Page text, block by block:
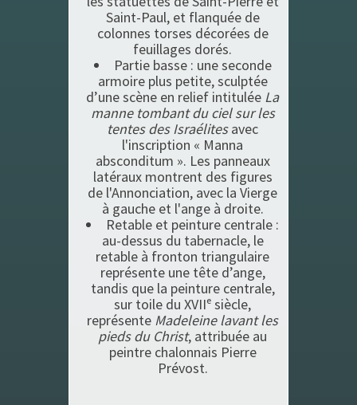
Saint-Paul, et flanquée de
colonnes torses décorées de
feuillages dorés.
Partie basse : une seconde
armoire plus petite, sculptée
d’une scène en relief intitulée La
manne tombant du ciel sur les
tentes des Israélitesavec
l'inscription « Manna
absconditum ». Les panneaux
latéraux montrent des figures
de l'Annonciation, avec la Vierge
à gauche et l'ange à droite.
Retable et peinture centrale :
au-dessus du tabernacle, le
retable à fronton triangulaire
représente une tête d’ange,
tandis que la peinture centrale,
sur toile du XVIIᵉ siècle,
représente Madeleine lavant les
pieds du Christ, attribuée au
peintre chalonnais Pierre
Prévost.